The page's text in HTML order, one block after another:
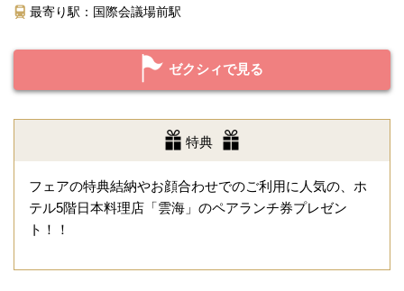
最寄り駅：国際会議場前駅
ゼクシィで見る
特典
フェアの特典結納やお顔合わせでのご利用に人気の、ホ
テル5階日本料理店「雲海」のペアランチ券プレゼン
ト！！